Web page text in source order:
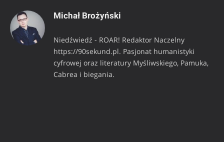
Michał Brożyński
Niedźwiedź - ROAR! Redaktor Naczelny
https://90sekund.pl. Pasjonat humanistyki
cyfrowej oraz literatury Myśliwskiego, Pamuka,
Cabrea i biegania.